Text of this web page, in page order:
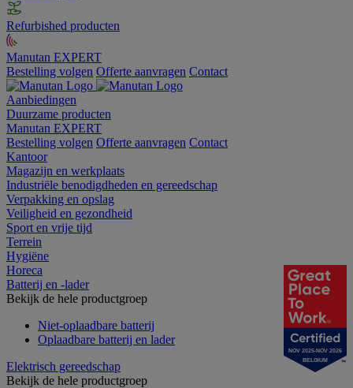
Refurbished producten
Manutan EXPERT
Bestelling volgen Offerte aanvragen Contact
Aanbiedingen
Duurzame producten
Manutan EXPERT
Bestelling volgen Offerte aanvragen Contact
Kantoor
Magazijn en werkplaats
Industriële benodigdheden en gereedschap
Verpakking en opslag
Veiligheid en gezondheid
Sport en vrije tijd
Terrein
Hygiëne
Horeca
Batterij en -lader
Bekijk de hele productgroep
Niet-oplaadbare batterij
Oplaadbare batterij en lader
Elektrisch gereedschap
Bekijk de hele productgroep
NOV 2025-NOV 2026
BELGIUM